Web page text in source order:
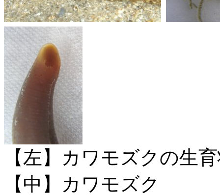
【左】カワモズクの生
【中】カワモズク